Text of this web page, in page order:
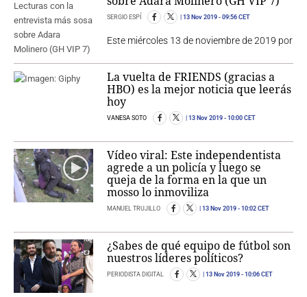
SERGIO ESPÍ 13 Nov 2019 - 09:56 CET
Este miércoles 13 de noviembre de 2019 por
La vuelta de FRIENDS (gracias a
HBO) es la mejor noticia que leerás
hoy
VANESA SOTO 13 Nov 2019 - 10:00 CET
Vídeo viral: Este independentista
agrede a un policía y luego se
queja de la forma en la que un
mosso lo inmoviliza
MANUEL TRUJILLO 13 Nov 2019 - 10:02 CET
¿Sabes de qué equipo de fútbol son
nuestros líderes políticos?
PERIODISTA DIGITAL 13 Nov 2019 - 10:06 CET